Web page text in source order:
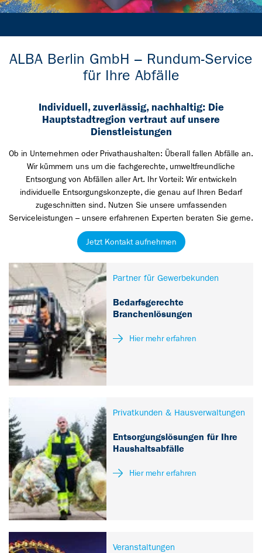
ALBA Berlin GmbH – Rundum-Service
für Ihre Abfälle
Individuell, zuverlässig, nachhaltig: Die
Hauptstadtregion vertraut auf unsere
Dienstleistungen
Ob in Unternehmen oder Privathaushalten: Überall fallen Abfälle an.
Wir kümmern uns um die fachgerechte, umweltfreundliche
Entsorgung von Abfällen aller Art. Ihr Vorteil: Wir entwickeln
individuelle Entsorgungskonzepte, die genau auf Ihren Bedarf
zugeschnitten sind. Nutzen Sie unsere umfassenden
Serviceleistungen – unsere erfahrenen Experten beraten Sie gerne.
Jetzt Kontakt aufnehmen
Partner für Gewerbekunden
Bedarfsgerechte
Branchenlösungen
Hier mehr erfahren
Privatkunden & Hausverwaltungen
Entsorgungslösungen für Ihre
Haushaltsabfälle
Hier mehr erfahren
Veranstaltungen